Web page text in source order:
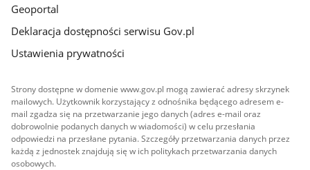
Geoportal
Deklaracja dostępności serwisu Gov.pl
Ustawienia prywatności
Strony dostępne w domenie www.gov.pl mogą zawierać adresy skrzynek
mailowych. Użytkownik korzystający z odnośnika będącego adresem e-
mail zgadza się na przetwarzanie jego danych (adres e-mail oraz
dobrowolnie podanych danych w wiadomości) w celu przesłania
odpowiedzi na przesłane pytania. Szczegóły przetwarzania danych przez
każdą z jednostek znajdują się w ich politykach przetwarzania danych
osobowych.